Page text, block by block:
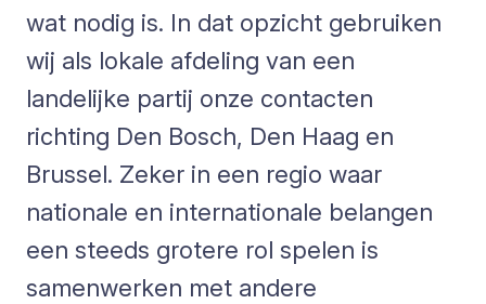
wat nodig is. In dat opzicht gebruiken
wij als lokale afdeling van een
landelijke partij onze contacten
richting Den Bosch, Den Haag en
Brussel. Zeker in een regio waar
nationale en internationale belangen
een steeds grotere rol spelen is
samenwerken met andere